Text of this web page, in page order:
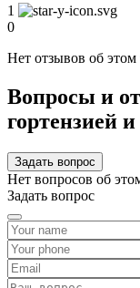
1
0
Нет отзывов об этом
Вопросы и
гортензией
Задать вопрос
Нет вопросов об
Задать вопрос